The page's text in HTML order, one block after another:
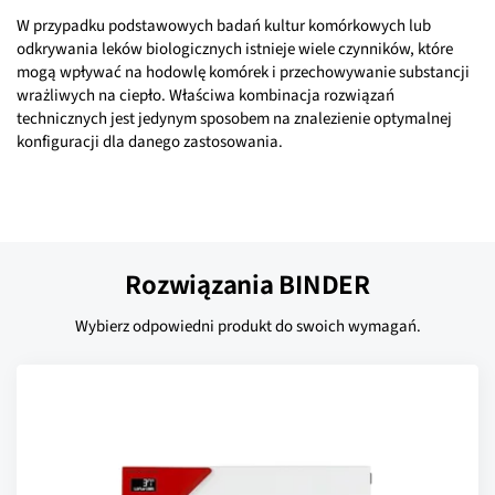
W przypadku podstawowych badań kultur komórkowych lub
odkrywania leków biologicznych istnieje wiele czynników, które
mogą wpływać na hodowlę komórek i przechowywanie substancji
wrażliwych na ciepło. Właściwa kombinacja rozwiązań
technicznych jest jedynym sposobem na znalezienie optymalnej
konfiguracji dla danego zastosowania.
Rozwiązania BINDER
Wybierz odpowiedni produkt do swoich wymagań.